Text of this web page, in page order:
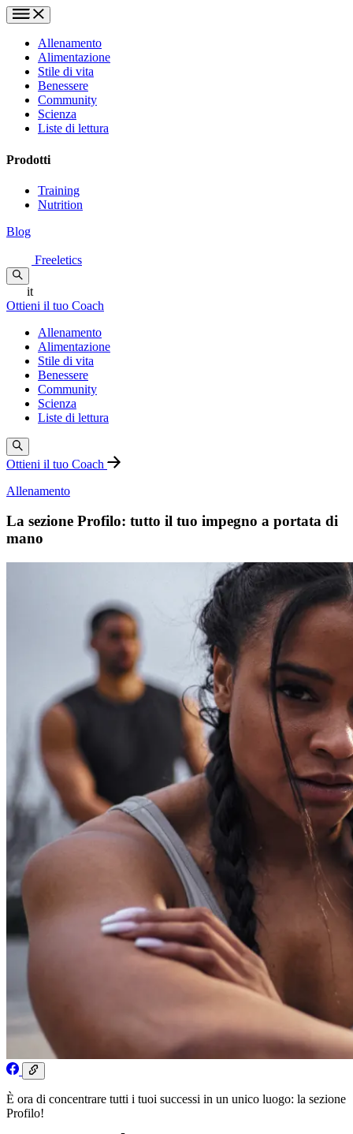
Allenamento
Alimentazione
Stile di vita
Benessere
Community
Scienza
Liste di lettura
Prodotti
Training
Nutrition
Blog
Freeletics
it
Ottieni il tuo Coach
Allenamento
Alimentazione
Stile di vita
Benessere
Community
Scienza
Liste di lettura
Ottieni il tuo Coach
Allenamento
La sezione Profilo: tutto il tuo impegno a portata di
mano
È ora di concentrare tutti i tuoi successi in un unico luogo: la sezione
Profilo!